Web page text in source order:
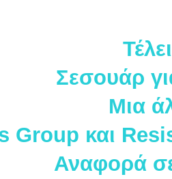
Σεσουάρ
Μια
Group και
Αναφορά